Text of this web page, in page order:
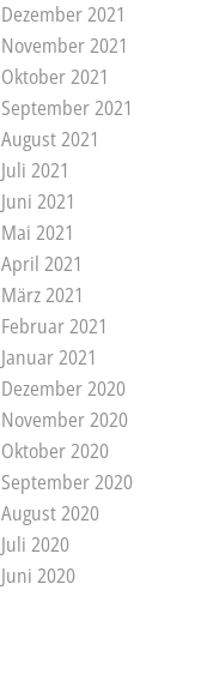
Dezember 2021
November 2021
Oktober 2021
September 2021
August 2021
Juli 2021
Juni 2021
Mai 2021
April 2021
März 2021
Februar 2021
Januar 2021
Dezember 2020
November 2020
Oktober 2020
September 2020
August 2020
Juli 2020
Juni 2020